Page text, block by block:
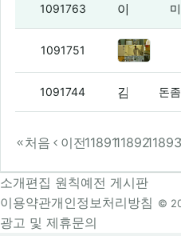
1091763
1091751 오
1091744 (2)돈
처음 이전118911189211893
소개편집 원칙예전 게시판
이용약관개인정보처리방침
광고 및 제휴문의
©